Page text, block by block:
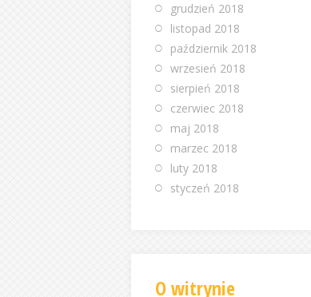
grudzień 2018
listopad 2018
październik 2018
wrzesień 2018
sierpień 2018
czerwiec 2018
maj 2018
marzec 2018
luty 2018
styczeń 2018
O witrynie